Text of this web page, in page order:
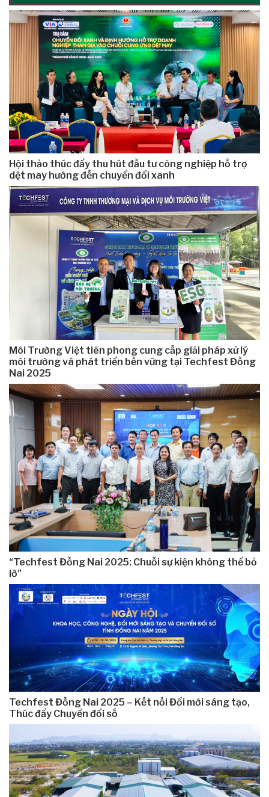
Hội thảo thúc đẩy thu hút đầu tư công nghiệp hỗ trợ
dệt may hướng đến chuyển đổi xanh
Môi Trường Việt tiên phong cung cấp giải pháp xử lý
môi trường và phát triển bền vững tại Techfest Đồng
Nai 2025
“Techfest Đồng Nai 2025: Chuỗi sự kiện không thể bỏ
lỡ”
Techfest Đồng Nai 2025 – Kết nối Đổi mới sáng tạo,
Thúc đẩy Chuyển đổi số